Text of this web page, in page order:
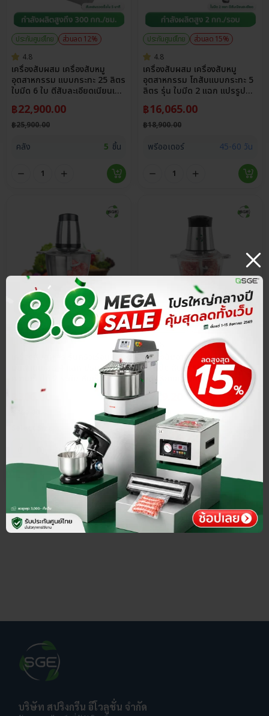
ประกันศูนย์ไทย
ส่วนลด 12%
4.8
เครื่องสับผสม เครื่องสับหมู
อุตสาหกรรม แบบกระทะ 25 ลิตร
ใบมีด 6 ใบ ตีสับละเอียดเนียนเด้ง
฿22,900.00
฿25,900.00
คลัง 5 ชิ้น
ประกันศูนย์ไทย
ส่วนลด 15%
4.8
เครื่องสับผสม เครื่องสับหมู
อุตสาหกรรม โถสับแบบกระทะ 5
ลิตร รุ่น ใบมีด 2 แฉก แปรรูป
฿16,065.00
฿18,900.00
พรีออเดอร์ 45-60 วัน
ประกันศูนย์ไทย
ส่วนลด 15%
4.8
เครื่องสับอาหาร รุ่นครัวเรือน ใบ
มีดสแตนเลส 4 แฉก ปรับ
ความเร็วได้ 2 ระดับ สับเร็ว
8,000 รอบ/นาที
฿ 306.00
ประกันศูนย์ไทย
ส่วนลด 20%
4.8
เครื่องสับอาหาร โถแก้ว Food
Grade สับไว 12,500 รอบ/นาที
บดพริกแกง บดเนื้อผักเมล็ด
ธัญพืชได้
฿279.20
฿349.00
คลัง
บริษัท สปริงกรีน อีโวลูชั่น จำกัด